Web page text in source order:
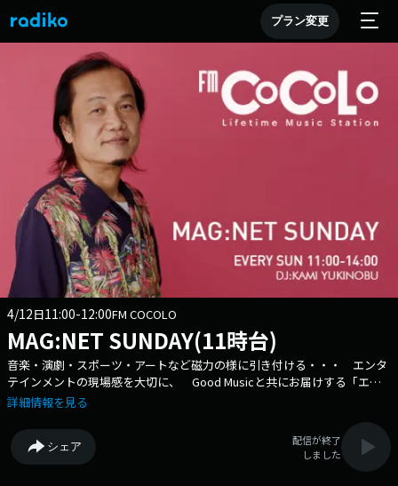
プラン変更
4/12日11:00-12:00FM COCOLO
MAG:NET SUNDAY(11時台)
音楽・演劇・スポーツ・アートなど磁力の様に引き付ける・・・ エンタ
テインメントの現場感を大切に、 Good Musicと共にお届けする「エン
タメ現場主義」プログラム 11時台：Daiwa House Time in Delight
ん！ 12時台：MUSIC LIFE Vintage 13時台：3分刊プロレ
ス ：COSA NOSTRA M/R が登場！ リクエスト・メッセ
ージお待ちしております！ 番組公式Ｘは、@fmcocolo_mns ＃マグ
詳細情報を見る
シェア
配信が終了
しました